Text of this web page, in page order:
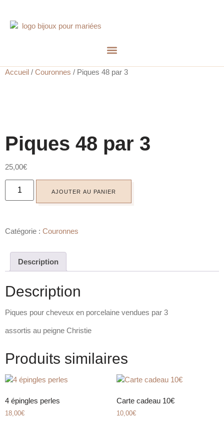
Accueil / Couronnes / Piques 48 par 3
Piques 48 par 3
25,00€
AJOUTER AU PANIER
Catégorie : Couronnes
Description
Description
Piques pour cheveux en porcelaine vendues par 3
assortis au peigne Christie
Produits similaires
4 épingles perles
18,00€
Carte cadeau 10€
10,00€